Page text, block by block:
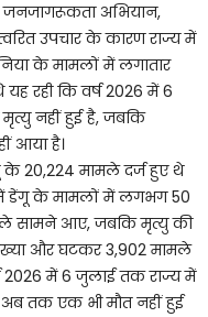
जनजागरूकता अभियान,
उपचार के कारण राज्य में
के मामलों में लगातार
रही कि वर्ष 2026 में 6
नहीं हुई है, जबकि
आया है।
20,224 मामले दर्ज हुए थे
में डेंगू के मामलों में लगभग 50
सामने आए, जबकि मृत्यु की
और घटकर 3,902 मामले
2026 में 6 जुलाई तक राज्य में
अब तक एक भी मौत नहीं हुई